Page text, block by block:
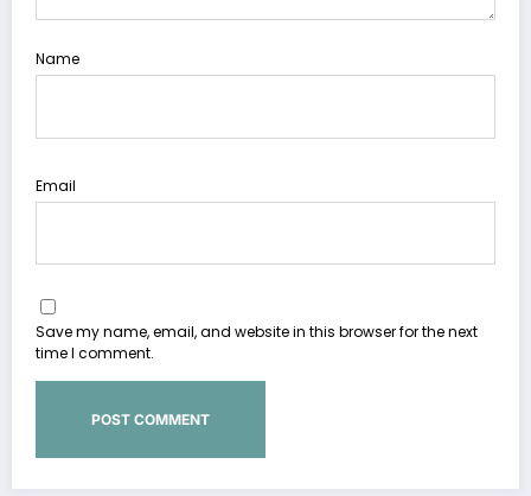
Name
Email
Save my name, email, and website in this browser for the next
time I comment.